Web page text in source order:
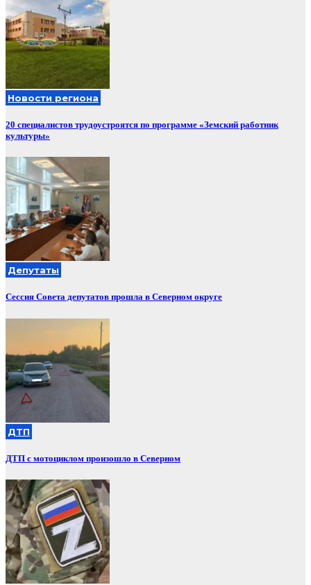
Новости региона
20 специалистов трудоустроятся по программе «Земский работник
культуры»
Депутаты
Сессия Совета депутатов прошла в Северном округе
ДТП
ДТП с мотоциклом произошло в Северном